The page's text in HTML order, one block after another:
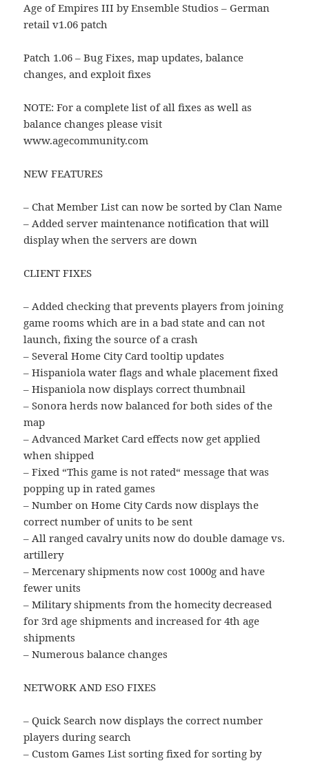
Age of Empires III by Ensemble Studios – German
retail v1.06 patch
Patch 1.06 – Bug Fixes, map updates, balance
changes, and exploit fixes
NOTE: For a complete list of all fixes as well as
balance changes please visit
www.agecommunity.com
NEW FEATURES
– Chat Member List can now be sorted by Clan Name
– Added server maintenance notification that will
display when the servers are down
CLIENT FIXES
– Added checking that prevents players from joining
game rooms which are in a bad state and can not
launch, fixing the source of a crash
– Several Home City Card tooltip updates
– Hispaniola water flags and whale placement fixed
– Hispaniola now displays correct thumbnail
– Sonora herds now balanced for both sides of the
map
– Advanced Market Card effects now get applied
when shipped
– Fixed “This game is not rated“ message that was
popping up in rated games
– Number on Home City Cards now displays the
correct number of units to be sent
– All ranged cavalry units now do double damage vs.
artillery
– Mercenary shipments now cost 1000g and have
fewer units
– Military shipments from the homecity decreased
for 3rd age shipments and increased for 4th age
shipments
– Numerous balance changes
NETWORK AND ESO FIXES
– Quick Search now displays the correct number
players during search
– Custom Games List sorting fixed for sorting by